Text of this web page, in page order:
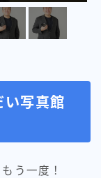
い写真館
う一度！